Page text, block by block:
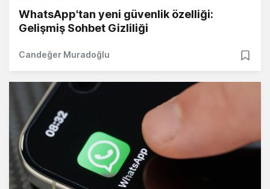
WhatsApp'tan yeni güvenlik özelliği:
Gelişmiş Sohbet Gizliliği
Candeğer Muradoğlu